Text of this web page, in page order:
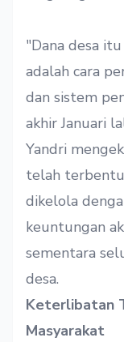
"Dana desa
adalah cara
dan sistem
akhir Januari
Yandri
telah
dikelola
keuntungan
sementara
desa.
Keterlibatan
Masyarakat